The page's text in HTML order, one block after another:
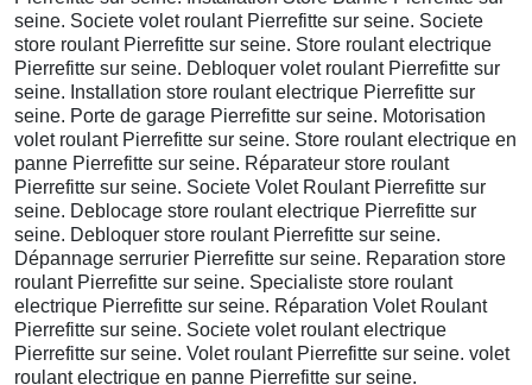
seine. Societe volet roulant Pierrefitte sur seine. Societe
store roulant Pierrefitte sur seine. Store roulant electrique
Pierrefitte sur seine. Debloquer volet roulant Pierrefitte sur
seine. Installation store roulant electrique Pierrefitte sur
seine. Porte de garage Pierrefitte sur seine. Motorisation
volet roulant Pierrefitte sur seine. Store roulant electrique en
panne Pierrefitte sur seine. Réparateur store roulant
Pierrefitte sur seine. Societe Volet Roulant Pierrefitte sur
seine. Deblocage store roulant electrique Pierrefitte sur
seine. Debloquer store roulant Pierrefitte sur seine.
Dépannage serrurier Pierrefitte sur seine. Reparation store
roulant Pierrefitte sur seine. Specialiste store roulant
electrique Pierrefitte sur seine. Réparation Volet Roulant
Pierrefitte sur seine. Societe volet roulant electrique
Pierrefitte sur seine. Volet roulant Pierrefitte sur seine. volet
roulant electrique en panne Pierrefitte sur seine.